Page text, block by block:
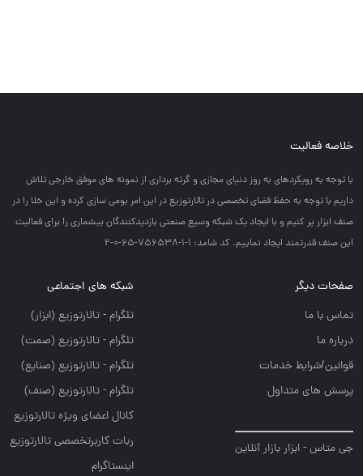
خلاصه فعالیت
با توجه به رويكردهاي به روز دنياي مجازي و گرته برداري از نمونه هاي موفق خارجي تلاش
داريم با توجه به حفظ فضاي تخصصي در تالارتوزيع در اين امر بومي سازي كرده و اين خلا را در
صنف ابزار پر كنيم و با ايجاد يك شبكه وسيع صنعتي بازديدكنندگان بيشماري را براي فعاليت
اين صنف قدرتمند ايجاد نماييم. کد شامد: 1-1-756538-65-0-2
صفحات دیگر
تماس با ما
درباره ما
قوانین/شرایط خدمات
پرسش های متداول
جی متاس - ابزار بازار آنلاین
شبکه های اجتماعی
تلگرام - تالارتوزيع (ابزار)
تلگرام - تالارتوزيع (صمت)
تلگرام - تالارتوزيع (صنايع)
تلگرام - تالارتوزیع (صنف)
کانال اعضای ویژه تالارتوزیع
ربات کاربرتخصصی تالارتوزیع
اینستاگرام